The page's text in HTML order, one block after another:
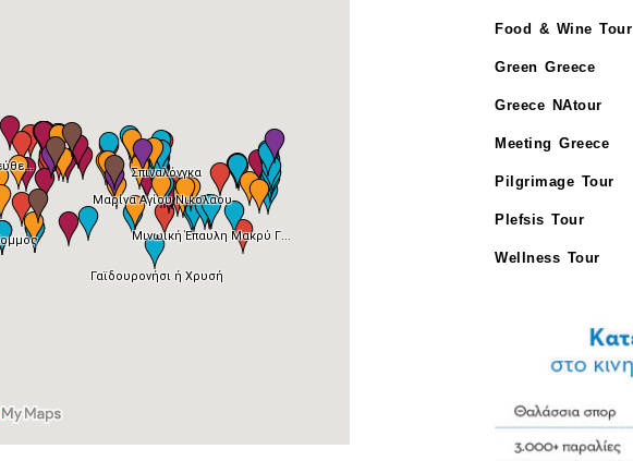
Food & Wine Tour
Green Greece
Greece NAtour
Meeting Greece
Pilgrimage Tour
Plefsis Tour
Wellness Tour